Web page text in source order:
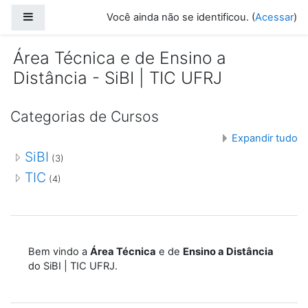
Você ainda não se identificou. (Acessar)
Área Técnica e de Ensino a
Distância - SiBI | TIC UFRJ
Categorias de Cursos
Expandir tudo
SiBI (3)
TIC (4)
Bem vindo a Área Técnica e de Ensino a Distância
do SiBI | TIC UFRJ.